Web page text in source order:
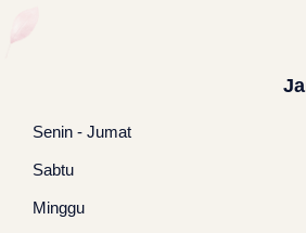
Senin - Jumat
Sabtu
Minggu